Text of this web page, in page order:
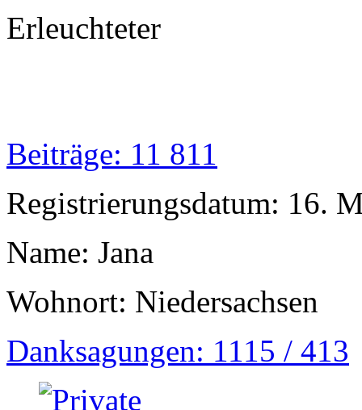
Erleuchteter
Beiträge: 11 811
Registrierungsdatum: 16.
Name: Jana
Wohnort: Niedersachsen
Danksagungen: 1115 / 413